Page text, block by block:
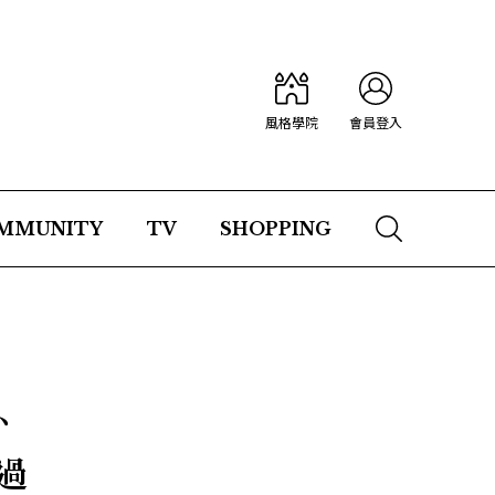
風格學院 會員登入
TV SHOPPING